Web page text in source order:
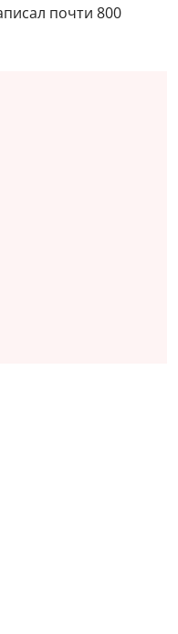
почти 800